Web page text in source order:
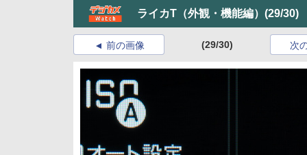
ライカT（外観・機能編） (29/30)
前の画像 (29/30) 次